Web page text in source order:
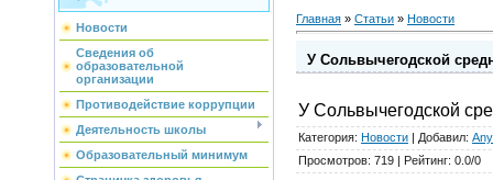
Новости
Сведения об
образовательной
организации
Противодействие коррупции
Деятельность школы
Образовательный минимум
Главная » Статьи » Новости
У Сольвычегодской
У Сольвычегодской
Категория: Новости | Добавил:
Просмотров: 719 | Рейтинг: 0.0/0